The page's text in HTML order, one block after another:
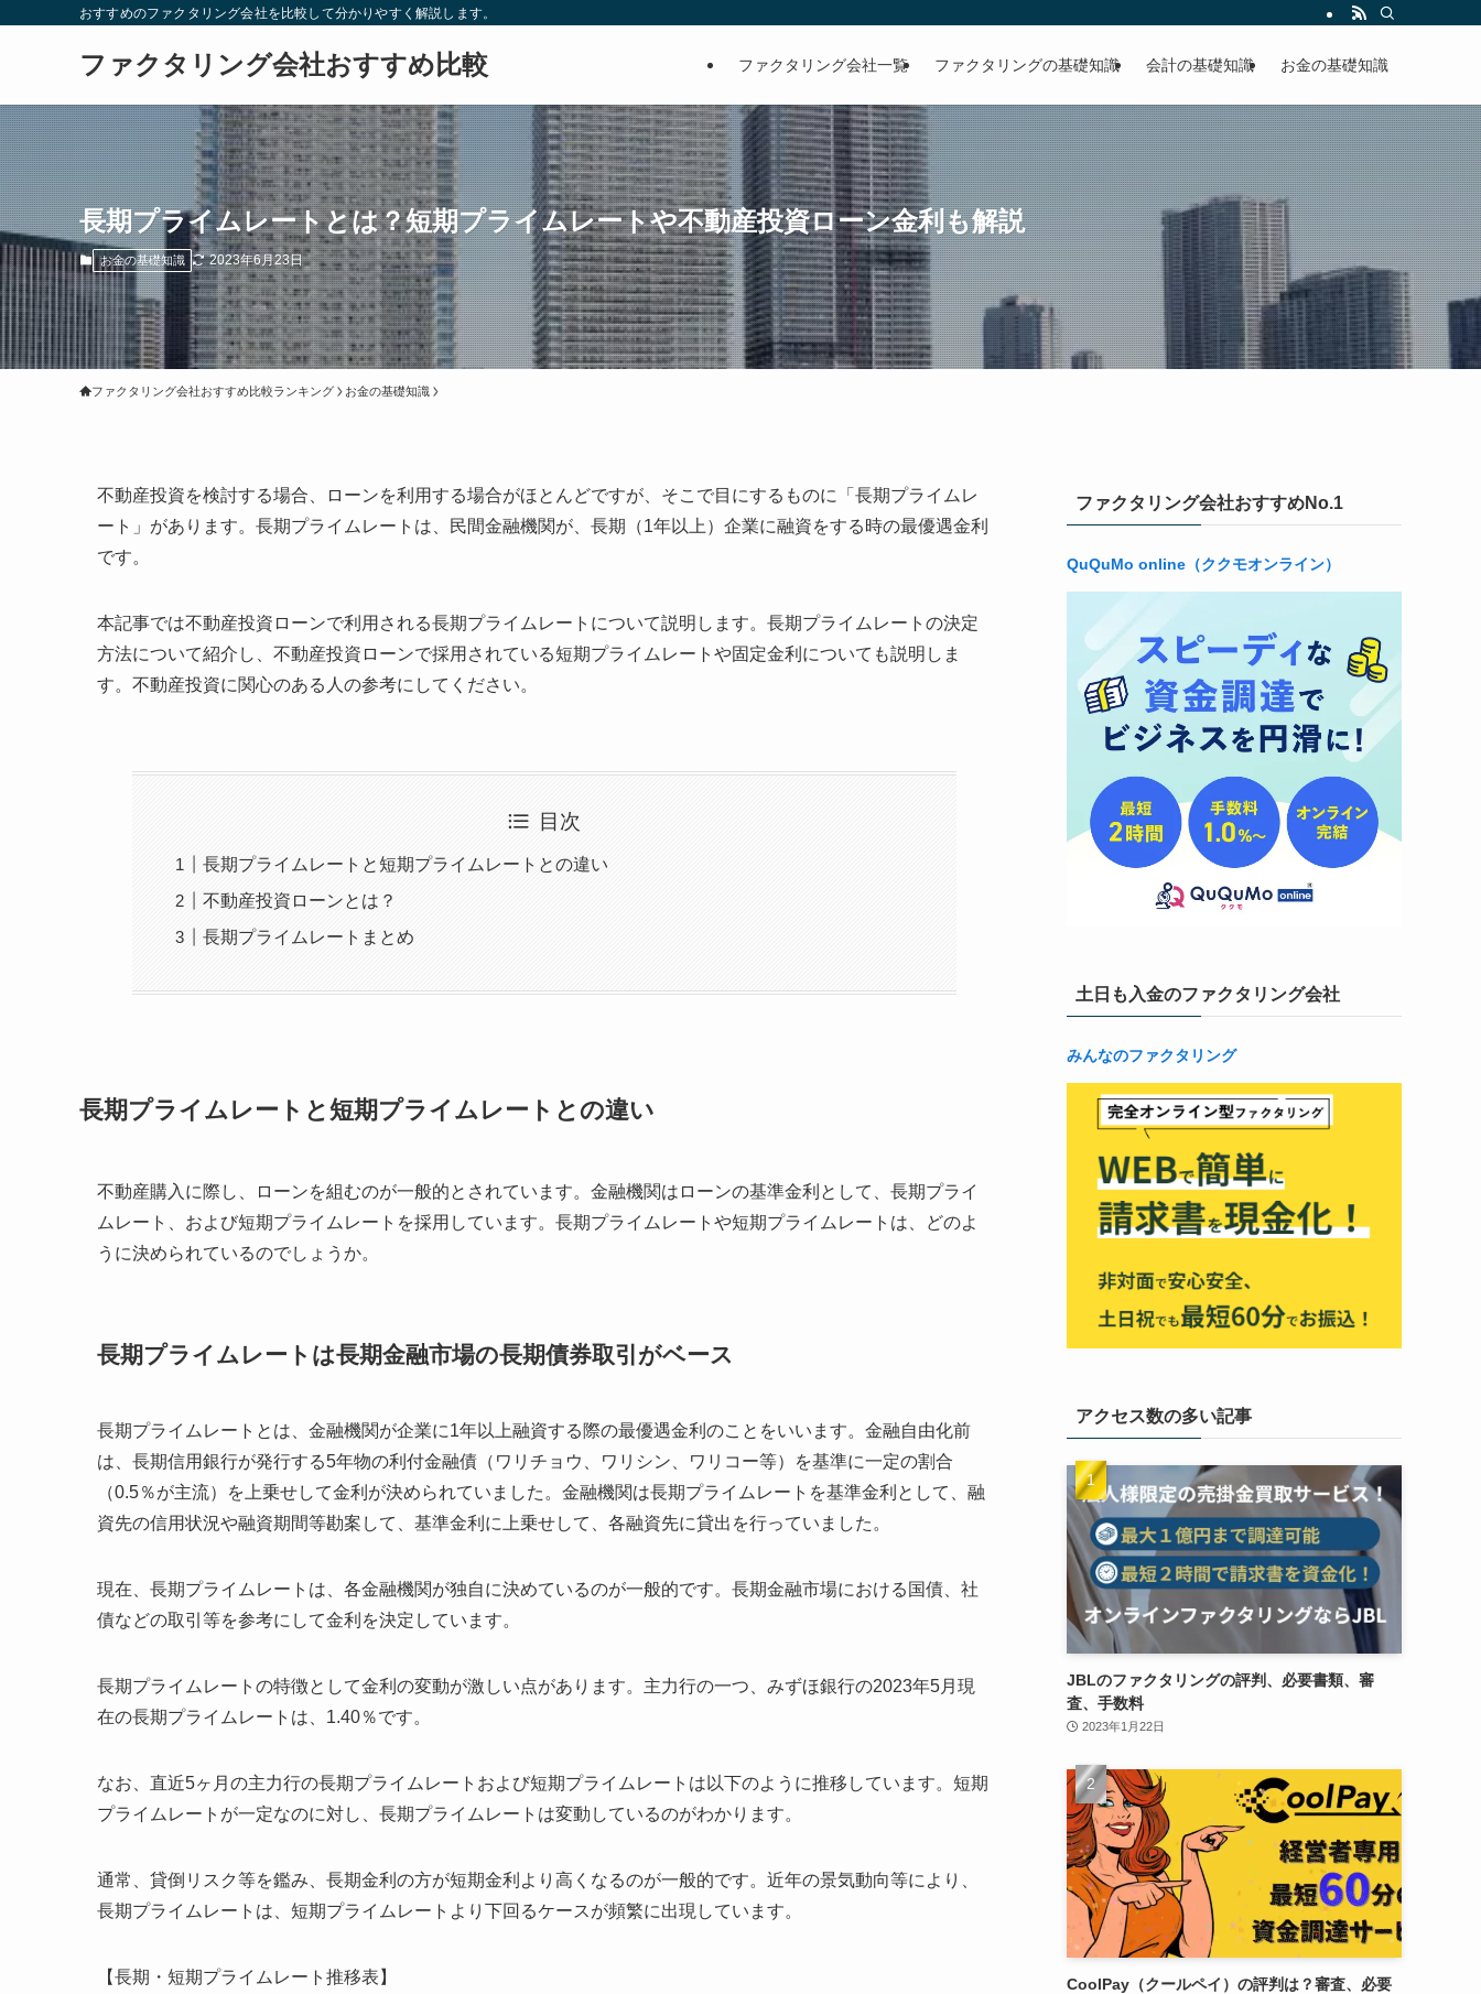
おすすめのファクタリング会社を比較して分かりやすく解説します。
ファクタリング会社おすすめ比較 ファクタリング会社一覧 ファクタリングの基礎知識 会計の基礎知識 お金の基礎知識
長期プライムレートとは？短期プライムレートや不動産投資ローン金利も解説
お金の基礎知識 2023年6月23日
ファクタリング会社おすすめ比較ランキング お金の基礎知識
不動産投資を検討する場合、ローンを利用する場合がほとんどですが、そこで目にするものに「長期プライムレ
ート」があります。長期プライムレートは、民間金融機関が、長期（1年以上）企業に融資をする時の最優遇金利
です。
本記事では不動産投資ローンで利用される長期プライムレートについて説明します。長期プライムレートの決定
方法について紹介し、不動産投資ローンで採用されている短期プライムレートや固定金利についても説明しま
す。不動産投資に関心のある人の参考にしてください。
目次
長期プライムレートと短期プライムレートとの違い
不動産投資ローンとは？
長期プライムレートまとめ
長期プライムレートと短期プライムレートとの違い
不動産購入に際し、ローンを組むのが一般的とされています。金融機関はローンの基準金利として、長期プライ
ムレート、および短期プライムレートを採用しています。長期プライムレートや短期プライムレートは、どのよ
うに決められているのでしょうか。
長期プライムレートは長期金融市場の長期債券取引がベース
長期プライムレートとは、金融機関が企業に1年以上融資する際の最優遇金利のことをいいます。金融自由化前
は、長期信用銀行が発行する5年物の利付金融債（ワリチョウ、ワリシン、ワリコー等）を基準に一定の割合
（0.5％が主流）を上乗せして金利が決められていました。金融機関は長期プライムレートを基準金利として、融
資先の信用状況や融資期間等勘案して、基準金利に上乗せして、各融資先に貸出を行っていました。
現在、長期プライムレートは、各金融機関が独自に決めているのが一般的です。長期金融市場における国債、社
債などの取引等を参考にして金利を決定しています。
長期プライムレートの特徴として金利の変動が激しい点があります。主力行の一つ、みずほ銀行の2023年5月現
在の長期プライムレートは、1.40％です。
なお、直近5ヶ月の主力行の長期プライムレートおよび短期プライムレートは以下のように推移しています。短期
プライムレートが一定なのに対し、長期プライムレートは変動しているのがわかります。
通常、貸倒リスク等を鑑み、長期金利の方が短期金利より高くなるのが一般的です。近年の景気動向等により、
長期プライムレートは、短期プライムレートより下回るケースが頻繁に出現しています。
【長期・短期プライムレート推移表】
ファクタリング会社おすすめNo.1
QuQuMo online（ククモオンライン）
土日も入金のファクタリング会社
みんなのファクタリング
アクセス数の多い記事
JBLのファクタリングの評判、必要書類、審
査、手数料
2023年1月22日
CoolPay（クールペイ）の評判は？審査、必要